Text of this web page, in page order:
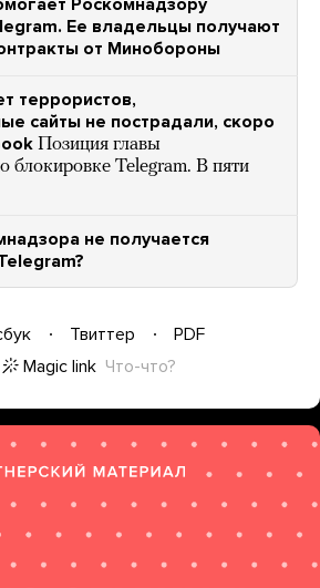
Роскомнадзору
Ее владельцы получают
от Минобороны
террористов,
сайты не пострадали, скоро
Позиция главы
блокировке Telegram. В пяти
не получается
Твиттер
PDF
Magic link Что-что?